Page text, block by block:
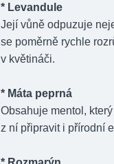
* Levandule
Její vůně odpuzuje
se poměrně rychle
v květináči.
* Máta peprná
Obsahuje mentol,
z ní připravit i přírodní